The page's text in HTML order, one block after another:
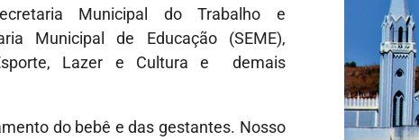
Municipal do Trabalho e
Municipal de Educação (SEME),
Lazer e Cultura e demais
do bebê e das gestantes. Nosso